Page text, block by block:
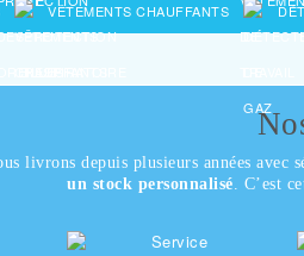
VÊTEMENTS CHAUFFANTS
livrons depuis plusieurs années avec
un stock personnalisé. C’est